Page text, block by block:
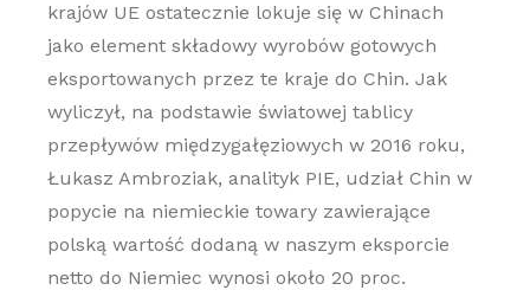
krajów UE ostatecznie lokuje się w Chinach
jako element składowy wyrobów gotowych
eksportowanych przez te kraje do Chin. Jak
wyliczył, na podstawie światowej tablicy
przepływów międzygałęziowych w 2016 roku,
Łukasz Ambroziak, analityk PIE, udział Chin w
popycie na niemieckie towary zawierające
polską wartość dodaną w naszym eksporcie
netto do Niemiec wynosi około 20 proc.